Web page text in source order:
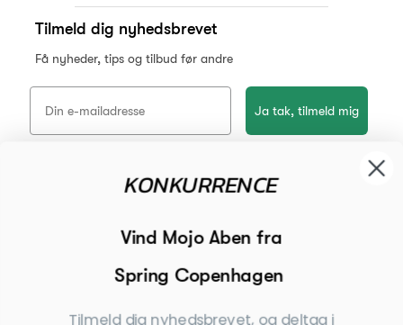
Tilmeld dig nyhedsbrevet
Få nyheder, tips og tilbud før andre
Ja tak, tilmeld mig
af Dahls Gravering til at sende nyhedsbreve og kampagnetilbud. Afmelding kan
Copyright © Dahls Gravering2026
Tilmeld dig nyhedsbrevet, og deltag i
lodtrækningen om Mojo aben fra Spring
Copenhagen (værdi 599 kr.)
Ja tak, tilmeld mig